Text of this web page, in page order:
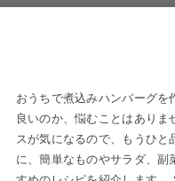
おうちで煮込みハンバーグ
良いのか、悩むことはあり
スが気になるので、もうひ
に、簡単なものやサラダ、